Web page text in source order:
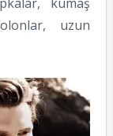
uzun